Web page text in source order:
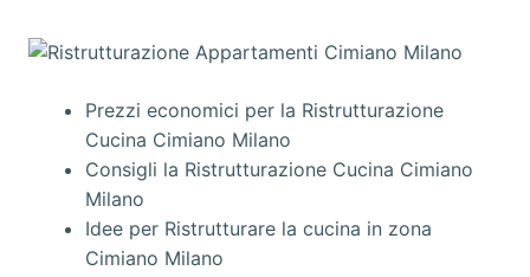
Prezzi economici per la Ristrutturazione
Cucina Cimiano Milano
Consigli la Ristrutturazione Cucina Cimiano
Milano
Idee per Ristrutturare la cucina in zona
Cimiano Milano